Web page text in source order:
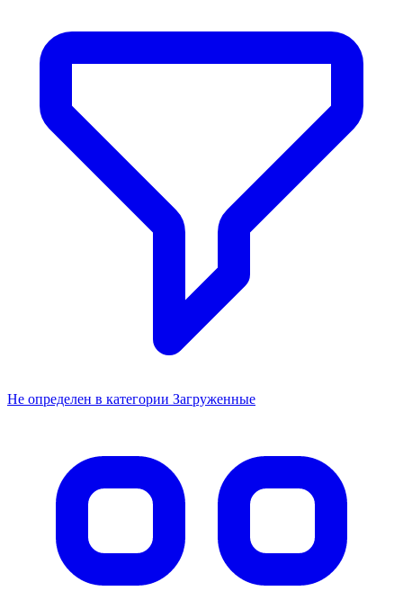
Не определен в категории Загруженные